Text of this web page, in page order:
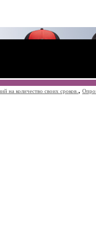
на количество своих сроков. ,